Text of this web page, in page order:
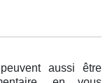
peuvent aussi être